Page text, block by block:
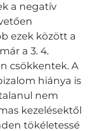
a negatív
ezek között a
a 3. 4.
csökkentek. A
hiánya is
nem
kezelésektől
tökéletessé